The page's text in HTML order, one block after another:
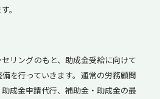
。
リングのもと、助成金受給に向けて
を行っていきます。通常の労務顧問
成金申請代行、補助金・助成金の最